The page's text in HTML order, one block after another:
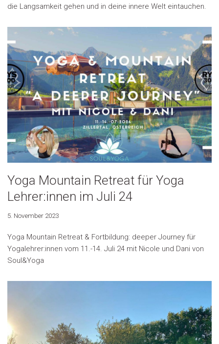
die Langsamkeit gehen und in deine innere Welt eintauchen.
Yoga Mountain Retreat für Yoga
Lehrer:innen im Juli 24
5. November 2023
Yoga Mountain Retreat & Fortbildung: deeper Journey für
Yogalehrer:innen vom 11.-14. Juli 24 mit Nicole und Dani von
Soul&Yoga